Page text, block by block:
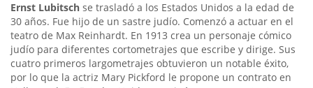
Ernst Lubitsch se trasladó a los Estados Unidos a la edad de
30 años. Fue hijo de un sastre judío. Comenzó a actuar en el
teatro de Max Reinhardt. En 1913 crea un personaje cómico
judío para diferentes cortometrajes que escribe y dirige. Sus
cuatro primeros largometrajes obtuvieron un notable éxito,
por lo que la actriz Mary Pickford le propone un contrato en